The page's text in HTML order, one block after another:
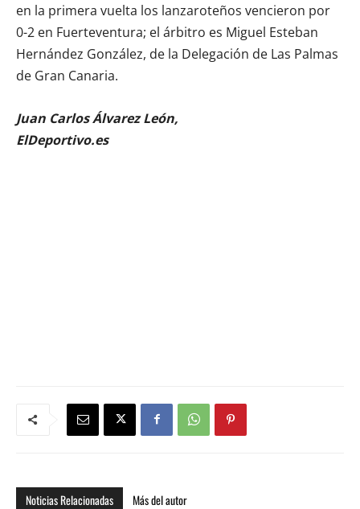
en la primera vuelta los lanzaroteños vencieron por
0-2 en Fuerteventura; el árbitro es Miguel Esteban
Hernández González, de la Delegación de Las Palmas
de Gran Canaria.
Juan Carlos Álvarez León,
ElDeportivo.es
Noticias Relacionadas Más del autor